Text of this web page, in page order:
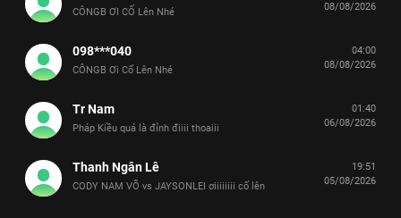
CÔNGB ƠI CỐ Lên Nhé
08/08/2026
098***040
CÔNGB Ơi Cố Lên Nhé
04:00
08/08/2026
Tr Nam
Pháp Kiều quá là đỉnh điiii thoaiii
01:40
06/08/2026
Thanh Ngân Lê
CODY NAM VÕ vs JAYSONLEI ơiiiiiiii cố lên
19:51
05/08/2026